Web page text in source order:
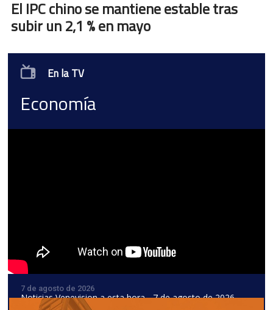
El IPC chino se mantiene estable tras
subir un 2,1 % en mayo
En la TV
Economía
7 de agosto de 2026
Noticias Venevision a esta hora - 7 de agosto de 2026